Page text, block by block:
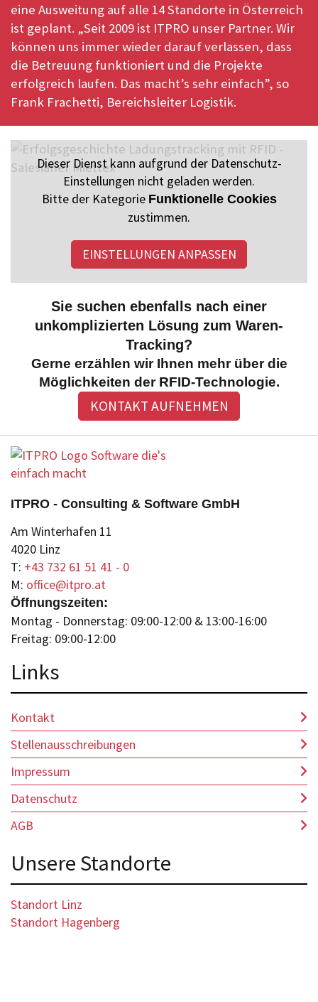
eine Ausweitung auf alle 14 Standorte in Österreich
ist geplant. „Seit 2009 ist ITPRO unser Partner. Wir
können uns immer wieder darauf verlassen, dass
die Betreuung funktioniert und die Projekte
erfolgreich laufen. Das macht’s sehr einfach”, so
Frank Frachetti, Bereichsleiter Logistik.
Dieser Dienst kann aufgrund der Datenschutz-
Einstellungen nicht geladen werden.
Bitte der Kategorie Funktionelle Cookies
zustimmen.
EINSTELLUNGEN ANPASSEN
Sie suchen ebenfalls nach einer
unkomplizierten Lösung zum Waren-
Tracking?
Gerne erzählen wir Ihnen mehr über die
Möglichkeiten der RFID-Technologie.
KONTAKT AUFNEHMEN
ITPRO - Consulting & Software GmbH
Am Winterhafen 11
4020 Linz
T: +43 732 61 51 41 - 0
M: office@itpro.at
Öffnungszeiten:
Montag - Donnerstag: 09:00-12:00 & 13:00-16:00
Freitag: 09:00-12:00
Links
Kontakt
Stellenausschreibungen
Impressum
Datenschutz
AGB
Unsere Standorte
Standort Linz
Standort Hagenberg